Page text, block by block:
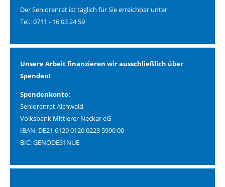
Der Seniorenrat ist täglich für Sie erreichbar unter
Tel.: 0711 - 16 03 24 59
Unsere Arbeit finanzieren wir ausschließlich über
Spenden!
Spendenkonto:
Seniorenrat Aichwald
Volksbank Mittlerer Neckar eG
IBAN: DE21 6129 0120 0223 5990 00
BIC: GENODES1NUE